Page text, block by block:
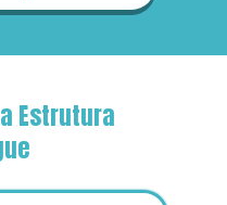
Estrutura